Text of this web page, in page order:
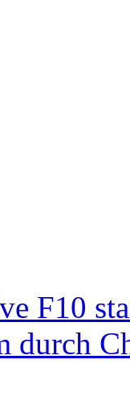
F10
durch